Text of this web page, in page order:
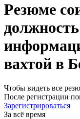
Резюме
вахтой в
Чтобы видеть все
После регистрации
Зарегистрироваться
За всё время